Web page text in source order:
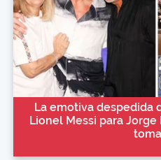
La emotiva despedida
Lionel Messi para